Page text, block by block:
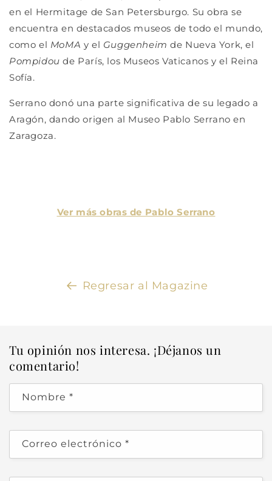
en el Hermitage de San Petersburgo. Su obra se
encuentra en destacados museos de todo el mundo,
como el MoMA y el Guggenheim de Nueva York, el
Pompidou de París, los Museos Vaticanos y el Reina
Sofía.
Serrano donó una parte significativa de su legado a
Aragón, dando origen al Museo Pablo Serrano en
Zaragoza.
Ver más obras de Pablo Serrano
Regresar al Magazine
Tu opinión nos interesa. ¡Déjanos un
comentario!
Nombre *
Correo electrónico *